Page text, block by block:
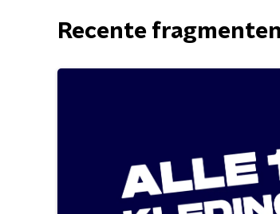
Recente fragmenten